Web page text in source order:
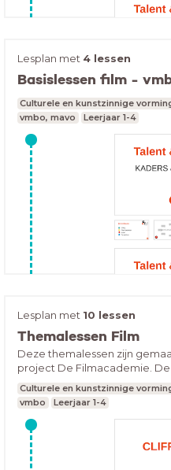
Lesplan met 4 lessen
Basislessen film -
Culturele en kunstzinnige
vmbo, mavo
Leerjaar 1-4
Lesplan met 10 lessen
Themalessen Film
Deze themalessen zijn
project De Filmacademie.
van filmhuis LUX en het
dit project zijn meerdere
zetten zijn voor het vmbo.
het lesplan “Basislessen
meerdere themalessen
Culturele en kunstzinnige
vmbo
Leerjaar 1-4